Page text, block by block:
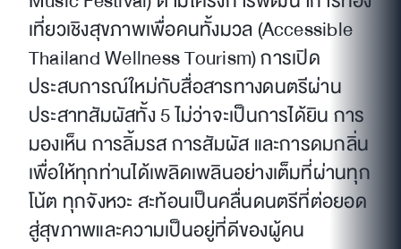
เที่ยวเชิงสุขภาพเพื่อคนทั้งมวล (Accessible
Thailand Wellness Tourism) การเปิด
ประสบการณ์ใหม่กับสื่อสารทางดนตรีผ่าน
ประสาทสัมผัสทั้ง 5 ไม่ว่าจะเป็นการได้ยิน การ
มองเห็น การลิ้มรส การสัมผัส และการดมกลิ่น
เพื่อให้ทุกท่านได้เพลิดเพลินอย่างเต็มที่ผ่านทุก
โน้ต ทุกจังหวะ สะท้อนเป็นคลื่นดนตรีที่ต่อยอด
สู่สุขภาพและความเป็นอยู่ที่ดีของผู้คน